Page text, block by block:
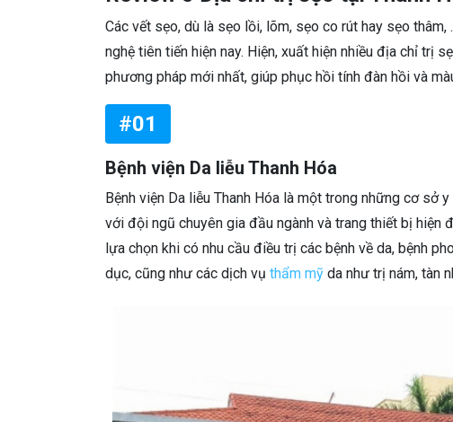
Các vết sẹo, dù là sẹo lồi, lõm, sẹo co rút hay sẹo
nghệ tiên tiến hiện nay. Hiện, xuất hiện nhiều địa chỉ trị
phương pháp mới nhất, giúp phục hồi tính đàn hồi và
#01
Bệnh viện Da liễu Thanh Hóa
Bệnh viện Da liễu Thanh Hóa là một trong những cơ sở
với đội ngũ chuyên gia đầu ngành và trang thiết bị
lựa chọn khi có nhu cầu điều trị các bệnh về da, bệnh
dục, cũng như các dịch vụ thẩm mỹ da như trị nám, tàn